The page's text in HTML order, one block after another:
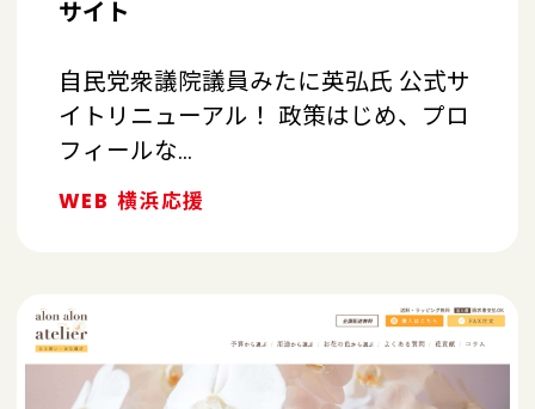
サイト
自民党衆議院議員みたに英弘氏 公式サ
イトリニューアル！ 政策はじめ、プロ
フィールな…
WEB 横浜応援